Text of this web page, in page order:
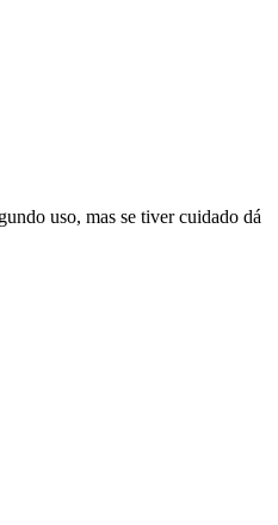
uso, mas se tiver cuidado dá